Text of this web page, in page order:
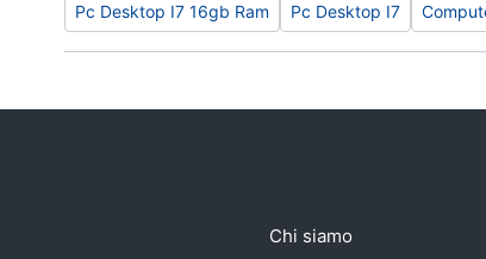
Pc Desktop I7 16gb Ram Pc Desktop I7
Chi siamo